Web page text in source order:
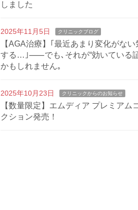
しました
2025年11月5日 クリニックブログ
【AGA治療】｢最近あまり変化がない
する…｣⸺でも､それが“効いている
かもしれません｡
2025年10月23日 クリニックからのお知らせ
【数量限定】エムディア プレミアム
クション発売！